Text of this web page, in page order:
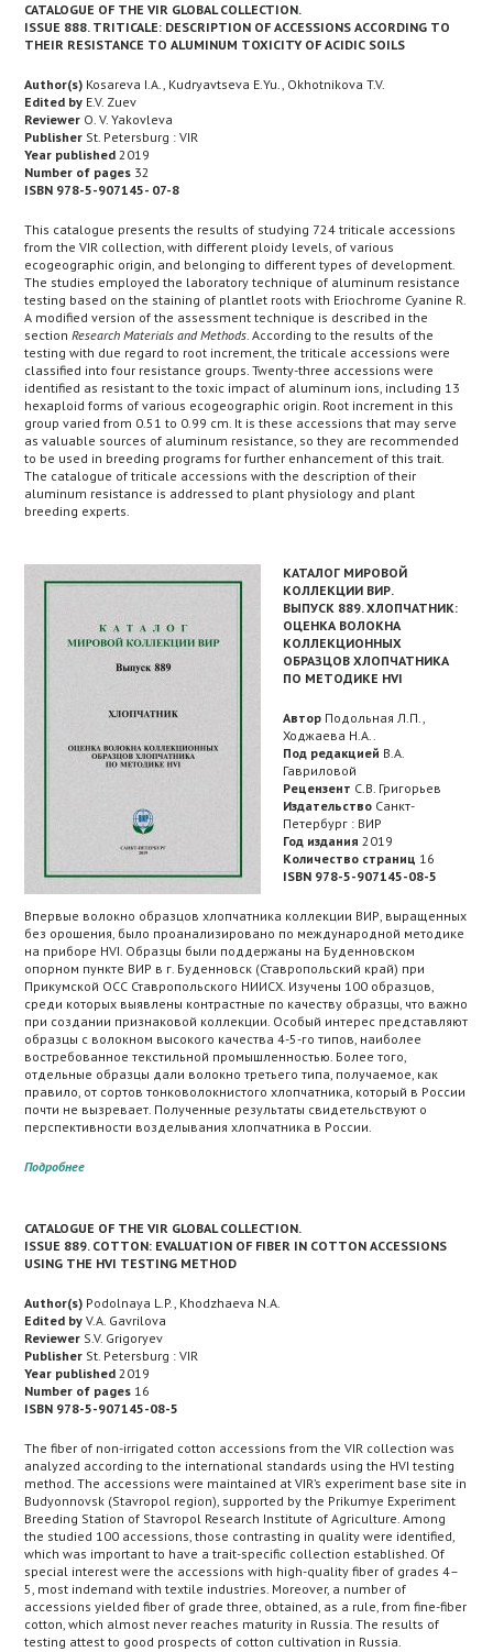
CATALOGUE OF THE VIR GLOBAL COLLECTION.
ISSUE 888. TRITICALE: DESCRIPTION OF ACCESSIONS ACCORDING TO
THEIR RESISTANCE TO ALUMINUM TOXICITY OF ACIDIC SOILS
Author(s) Kosareva I.A., Kudryavtseva E.Yu., Okhotnikova T.V.
Edited by E.V. Zuev
Reviewer O. V. Yakovleva
Publisher St. Petersburg : VIR
Year published 2019
Number of pages 32
ISBN 978-5-907145- 07-8
This catalogue presents the results of studying 724 triticale accessions
from the VIR collection, with different ploidy levels, of various
ecogeographic origin, and belonging to different types of development.
The studies employed the laboratory technique of aluminum resistance
testing based on the staining of plantlet roots with Eriochrome Cyanine R.
A modified version of the assessment technique is described in the
sectionResearch Materials and Methods. According to the results of the
testing with due regard to root increment, the triticale accessions were
classified into four resistance groups. Twenty-three accessions were
identified as resistant to the toxic impact of aluminum ions, including 13
hexaploid forms of various ecogeographic origin. Root increment in this
group varied from 0.51 to 0.99 cm. It is these accessions that may serve
as valuable sources of aluminum resistance, so they are recommended
to be used in breeding programs for further enhancement of this trait.
The catalogue of triticale accessions with the description of their
aluminum resistance is addressed to plant physiology and plant
breeding experts.
КАТАЛОГ МИРОВОЙ
КОЛЛЕКЦИИ ВИР.
ВЫПУСК 889. ХЛОПЧАТНИК:
ОЦЕНКА ВОЛОКНА
КОЛЛЕКЦИОННЫХ
ОБРАЗЦОВ ХЛОПЧАТНИКА
ПО МЕТОДИКЕ HVI
Автор Подольная Л.П.,
Ходжаева Н.А..
Под редакцией В.А.
Гавриловой
Рецензент С.В. Григорьев
Издательство Санкт-
Петербург : ВИР
Год издания 2019
Количество страниц 16
ISBN 978-5-907145-08-5
Впервые волокно образцов хлопчатника коллекции ВИР, выращенных
без орошения, было проанализировано по международной методике
на приборе HVI. Образцы были поддержаны на Буденновском
опорном пункте ВИР в г. Буденновск (Ставропольский край) при
Прикумской ОСС Ставропольского НИИСХ. Изучены 100 образцов,
среди которых выявлены контрастные по качеству образцы, что важно
при создании признаковой коллекции. Особый интерес представляют
образцы с волокном высокого качества 4-5-го типов, наиболее
востребованное текстильной промышленностью. Более того,
отдельные образцы дали волокно третьего типа, получаемое, как
правило, от сортов тонковолокнистого хлопчатника, который в России
почти не вызревает. Полученные результаты свидетельствуют о
перспективности возделывания хлопчатника в России.
Подробнее
CATALOGUE OF THE VIR GLOBAL COLLECTION.
ISSUE 889. COTTON: EVALUATION OF FIBER IN COTTON ACCESSIONS
USING THE HVI TESTING METHOD
Author(s) Podolnaya L.P., Khodzhaeva N.A.
Edited by V.A. Gavrilova
Reviewer S.V. Grigoryev
Publisher St. Petersburg : VIR
Year published 2019
Number of pages 16
ISBN 978-5-907145-08-5
The fiber of non-irrigated cotton accessions from the VIR collection was
analyzed according to the international standards using the HVI testing
method. The accessions were maintained at VIR’s experiment base site in
Budyonnovsk (Stavropol region), supported by the Prikumye Experiment
Breeding Station of Stavropol Research Institute of Agriculture. Among
the studied 100 accessions, those contrasting in quality were identified,
which was important to have a trait-specific collection established. Of
special interest were the accessions with high-quality fiber of grades 4–
5, most indemand with textile industries. Moreover, a number of
accessions yielded fiber of grade three, obtained, as a rule, from fine-fiber
cotton, which almost never reaches maturity in Russia. The results of
testing attest to good prospects of cotton cultivation in Russia.